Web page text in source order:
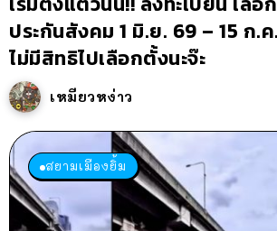
ประกันสังคม 1 มิ.ย. 69 – 15 ก.
ไม่มีสิทธิไปเลือกตั้งนะจ๊ะ
เหมียวหง่าว
สยามเมืองยิ้ม